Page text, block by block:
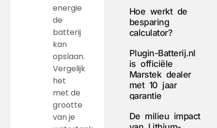
energie
de
batterij
kan
opslaan.
Vergelijk
het
met de
grootte
van je
Hoe werkt de
besparing
calculator?
Plugin-Batterij.nl
is officiële
Marstek dealer
met 10 jaar
garantie
De milieu impact